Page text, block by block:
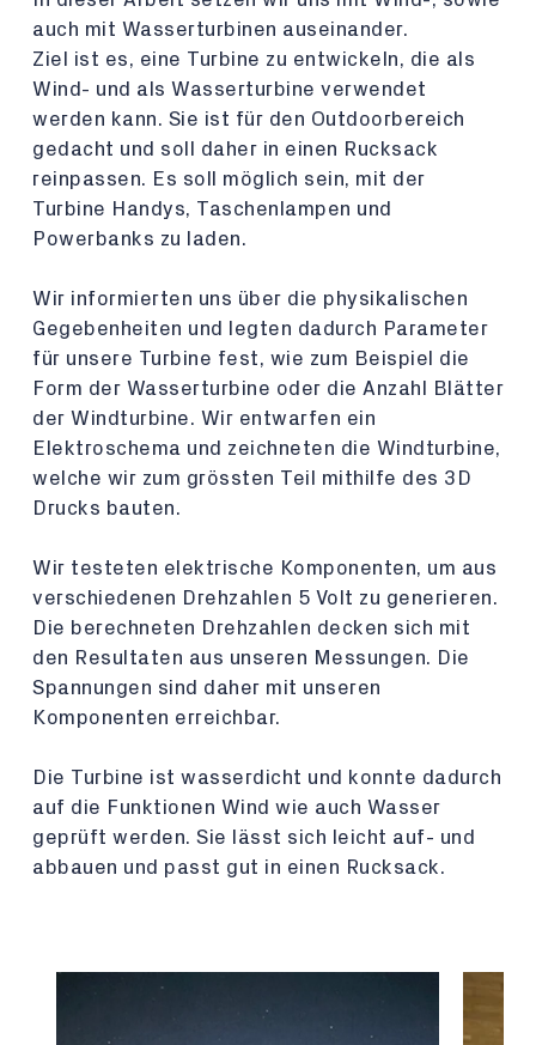
auch mit Wasserturbinen auseinander.
Ziel ist es, eine Turbine zu entwickeln, die als
Wind- und als Wasserturbine verwendet
werden kann. Sie ist für den Outdoorbereich
gedacht und soll daher in einen Rucksack
reinpassen. Es soll möglich sein, mit der
Turbine Handys, Taschenlampen und
Powerbanks zu laden.
Wir informierten uns über die physikalischen
Gegebenheiten und legten dadurch Parameter
für unsere Turbine fest, wie zum Beispiel die
Form der Wasserturbine oder die Anzahl Blätter
der Windturbine. Wir entwarfen ein
Elektroschema und zeichneten die Windturbine,
welche wir zum grössten Teil mithilfe des 3D
Drucks bauten.
Wir testeten elektrische Komponenten, um aus
verschiedenen Drehzahlen 5 Volt zu generieren.
Die berechneten Drehzahlen decken sich mit
den Resultaten aus unseren Messungen. Die
Spannungen sind daher mit unseren
Komponenten erreichbar.
Die Turbine ist wasserdicht und konnte dadurch
auf die Funktionen Wind wie auch Wasser
geprüft werden. Sie lässt sich leicht auf- und
abbauen und passt gut in einen Rucksack.